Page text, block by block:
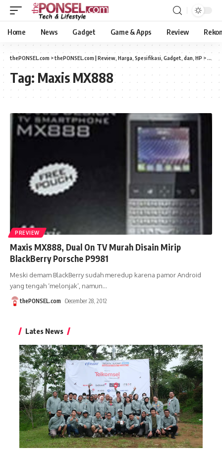
Home News Gadget Game & Apps Review
thePONSEL.com >thePONSEL.com | Review, Harga, Spesifikasi, Gadget, dan, HP >
Tag: Maxis MX888
PREVIEW
Maxis MX888, Dual On TV Murah Disain Mirip
BlackBerry Porsche P9981
Meski demam BlackBerry sudah meredup karena pamor Android
yang tengah ‘melonjak’, namun…
thePONSEL.com December 28, 2012
Lates News